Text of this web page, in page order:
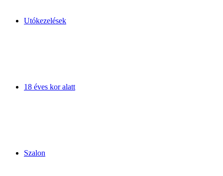
Utókezelések
18 éves kor alatt
Szalon